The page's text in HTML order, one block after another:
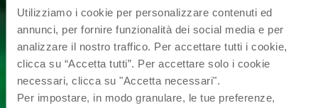
Utilizziamo i cookie per personalizzare contenuti ed
annunci, per fornire funzionalità dei social media e per
analizzare il nostro traffico. Per accettare tutti i cookie,
clicca su “Accetta tutti”. Per accettare solo i cookie
necessari, clicca su "Accetta necessari".
Per impostare, in modo granulare, le tue preferenze,